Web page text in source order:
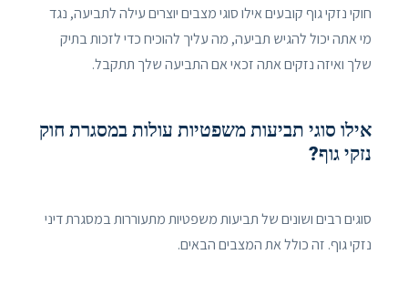
חוקי נזקי גוף קובעים אילו סוגי מצבים יוצרים עילה לתביעה, נגד
מי אתה יכול להגיש תביעה, מה עליך להוכיח כדי לזכות בתיק
שלך ואיזה נזקים אתה זכאי אם התביעה שלך תתקבל.
אילו סוגי תביעות משפטיות עולות במסגרת חוק
נזקי גוף?
סוגים רבים ושונים של תביעות משפטיות מתעוררות במסגרת דיני
נזקי גוף. זה כולל את המצבים הבאים.